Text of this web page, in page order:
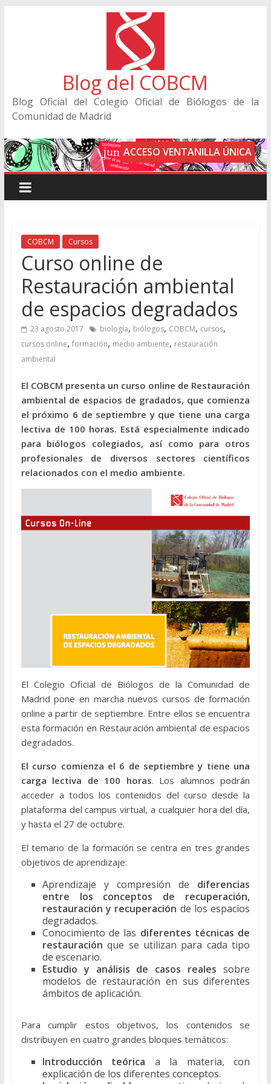
Blog del COBCM
Blog Oficial del Colegio Oficial de Biólogos de la
Comunidad de Madrid
ACCESO VENTANILLA ÚNICA
COBCM Cursos
Curso online de
Restauración ambiental
de espacios degradados
23 agosto 2017 biología, biólogos, COBCM, cursos,
cursos online, formación, medio ambiente, restauración
ambiental
El COBCM presenta un curso online de Restauración
ambiental de espacios de gradados, que comienza
el próximo 6 de septiembre y que tiene una carga
lectiva de 100 horas. Está especialmente indicado
para biólogos colegiados, así como para otros
profesionales de diversos sectores científicos
relacionados con el medio ambiente.
El Colegio Oficial de Biólogos de la Comunidad de
Madrid pone en marcha nuevos cursos de formación
online a partir de septiembre. Entre ellos se encuentra
esta formación en Restauración ambiental de espacios
degradados.
El curso comienza el 6 de septiembre y tiene una
carga lectiva de 100 horas. Los alumnos podrán
acceder a todos los contenidos del curso desde la
plataforma del campus virtual, a cualquier hora del día,
y hasta el 27 de octubre.
El temario de la formación se centra en tres grandes
objetivos de aprendizaje:
Aprendizaje y compresión de diferencias
entre los conceptos de recuperación,
restauración y recuperación de los espacios
degradados.
Conocimiento de las diferentes técnicas de
restauración que se utilizan para cada tipo
de escenario.
Estudio y análisis de casos reales sobre
modelos de restauración en sus diferentes
ámbitos de aplicación.
Para cumplir estos objetivos, los contenidos se
distribuyen en cuatro grandes bloques temáticos:
Introducción teórica a la materia, con
explicación de los diferentes conceptos.